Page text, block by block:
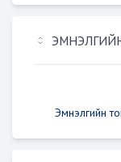
Эмнэлгийн